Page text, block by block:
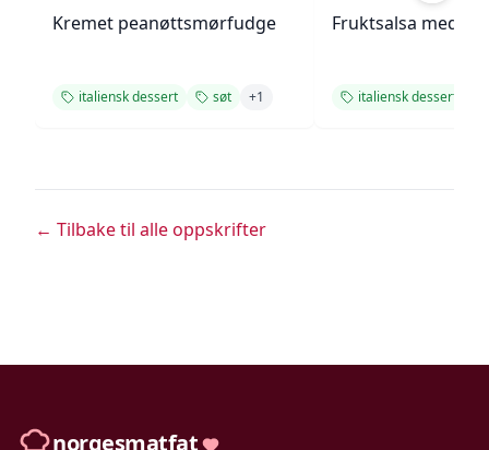
Kremet peanøttsmørfudge
italiensk dessert søt +1
Fruktsalsa med
italiensk dessert
← Tilbake til alle oppskrifter
norgesmatfat